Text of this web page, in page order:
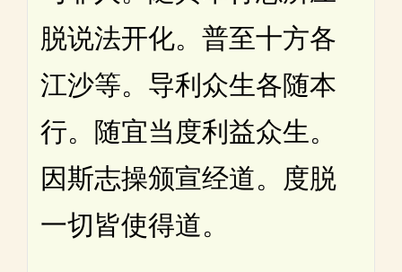
脱说法开化。普至十方各
江沙等。导利众生各随本
行。随宜当度利益众生。
因斯志操颁宣经道。度脱
一切皆使得道。